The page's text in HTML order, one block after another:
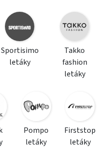
Sportisimo
letáky
Takko
fashion
letáky
Pompo
letáky
Firststop
letáky